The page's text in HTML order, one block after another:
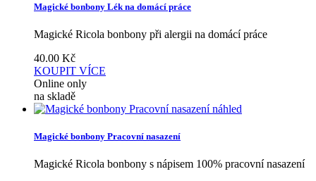
Magické bonbony Lék na domácí práce
Magické Ricola bonbony při alergii na domácí práce
40.00 Kč
KOUPIT VÍCE
Online only
na skladě
náhled
Magické bonbony Pracovní nasazení
Magické Ricola bonbony s nápisem 100% pracovní nasazení